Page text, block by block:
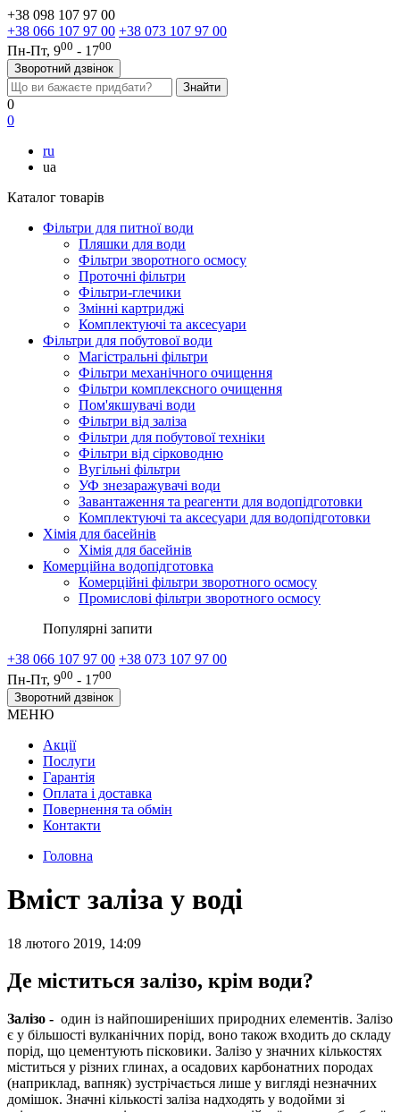
+38 098 107 97 00
+38 066 107 97 00 +38 073 107 97 00
Пн-Пт, 900 - 1700
Зворотний дзвінок
0
0
ru
ua
Каталог товарів
Фільтри для питної води
Пляшки для води
Фільтри зворотного осмосу
Проточні фільтри
Фільтри-глечики
Змінні картриджі
Комплектуючі та аксесуари
Фільтри для побутової води
Магістральні фільтри
Фільтри механічного очищення
Фільтри комплексного очищення
Пом'якшувачі води
Фільтри від заліза
Фільтри для побутової техніки
Фільтри від сірководню
Вугільні фільтри
УФ знезаражувачі води
Завантаження та реагенти для водопідготовки
Комплектуючі та аксесуари для водопідготовки
Хімія для басейнів
Хімія для басейнів
Комерційна водопідготовка
Комерційні фільтри зворотного осмосу
Промислові фільтри зворотного осмосу
Популярні запити
+38 066 107 97 00 +38 073 107 97 00
Пн-Пт, 900 - 1700
Зворотний дзвінок
МЕНЮ
Акції
Послуги
Гарантія
Оплата і доставка
Повернення та обмін
Контакти
Головна
Вміст заліза у воді
18 лютого 2019, 14:09
Де міститься залізо, крім води?
Залізо - один із найпоширеніших природних елементів. Залізо
є у більшості вулканічних порід, воно також входить до складу
порід, що цементують пісковики. Залізо у значних кількостях
міститься у різних глинах, а осадових карбонатних породах
(наприклад, вапняк) зустрічається лише у вигляді незначних
домішок. Значні кількості заліза надходять у водойми зі